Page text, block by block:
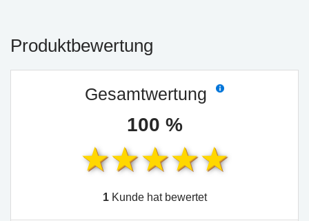
Produktbewertung
Gesamtwertung
100 %
1Kunde hat bewertet